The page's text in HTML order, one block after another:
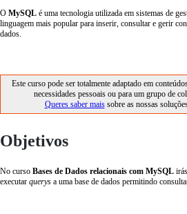
O MySQL é uma tecnologia utilizada em sistemas de
linguagem mais popular para inserir, consultar e gerir
dados.
Este curso pode ser totalmente adaptado em
necessidades pessoais ou para um grupo de
Queres saber maissobre as nossas
Objetivos
No curso Bases de Dados relacionais com MySQL
executar querys a uma base de dados permitindo